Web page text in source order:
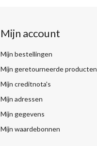
Mijn account
Mijn bestellingen
Mijn geretourneerde producten
Mijn creditnota's
Mijn adressen
Mijn gegevens
Mijn waardebonnen